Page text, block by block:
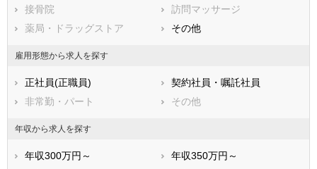
西尾市
蒲郡市
犬山市
常滑市
江南市
東海市
大府市
知多市
知立市
尾張旭市
日進市
田原市
接骨院
訪問マッサージ
薬局・ドラッグストア
その他
雇用形態から求人を探す
正社員(正職員)
契約社員・嘱託社員
非常勤・パート
その他
年収から求人を探す
年収300万円～
年収350万円～